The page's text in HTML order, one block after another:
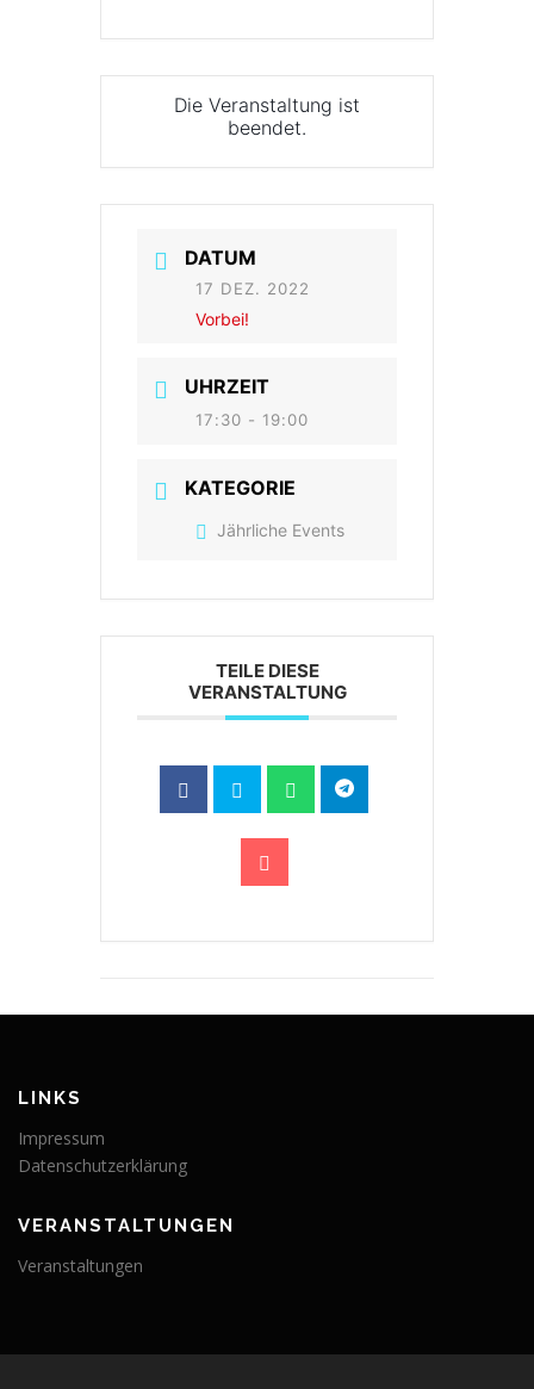
Die Veranstaltung ist
beendet.
DATUM
17 DEZ. 2022
Vorbei!
UHRZEIT
17:30 - 19:00
KATEGORIE
Jährliche Events
TEILE DIESE
VERANSTALTUNG
LINKS
Impressum
Datenschutzerklärung
VERANSTALTUNGEN
Veranstaltungen